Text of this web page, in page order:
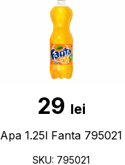
29 lei
Apa 1.25l Fanta 795021
SKU: 795021